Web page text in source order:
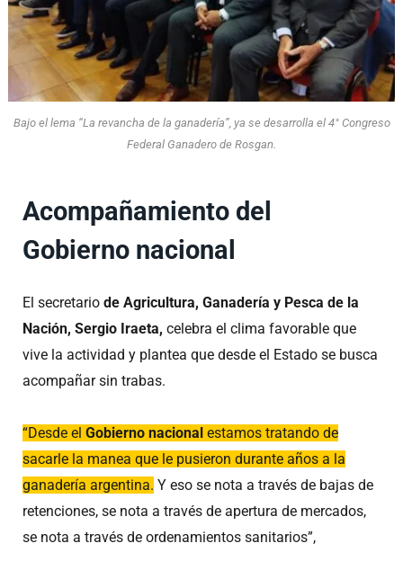
Bajo el lema “La revancha de la ganadería”, ya se desarrolla el 4° Congreso
Federal Ganadero de Rosgan.
Acompañamiento del
Gobierno nacional
El secretario de Agricultura, Ganadería y Pesca de la
Nación, Sergio Iraeta, celebra el clima favorable que
vive la actividad y plantea que desde el Estado se busca
acompañar sin trabas.
“Desde el Gobierno nacional estamos tratando de
sacarle la manea que le pusieron durante años a la
ganadería argentina. Y eso se nota a través de bajas de
retenciones, se nota a través de apertura de mercados,
se nota a través de ordenamientos sanitarios”,